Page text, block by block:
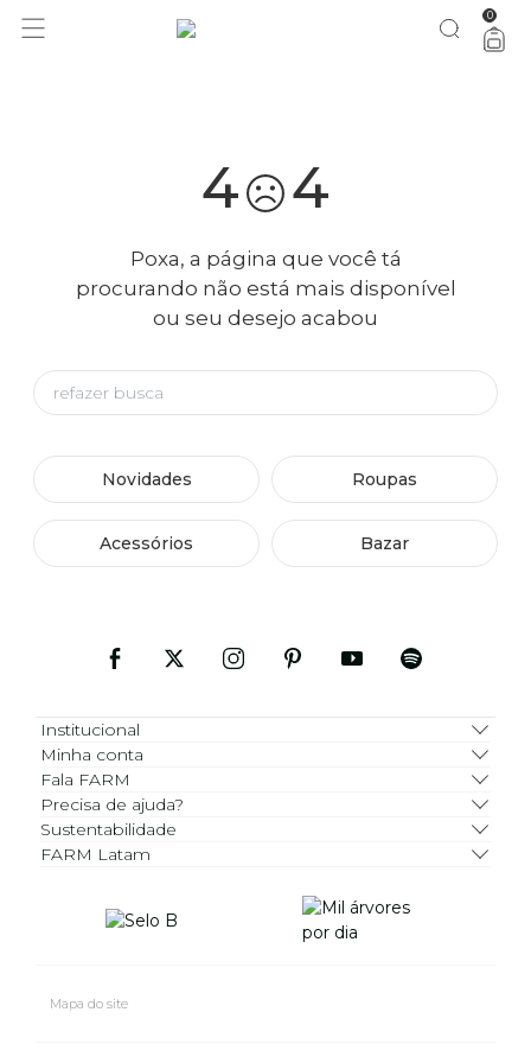
você merece 30% OFF pra comemorar com a gente aproveita! 0
4 4
Poxa, a página que você tá
procurando não está mais disponível
ou seu desejo acabou
Novidades Roupas
Acessórios Bazar
Institucional
Minha conta
Fala FARM
Precisa de ajuda?
Sustentabilidade
FARM Latam
Mapa do site